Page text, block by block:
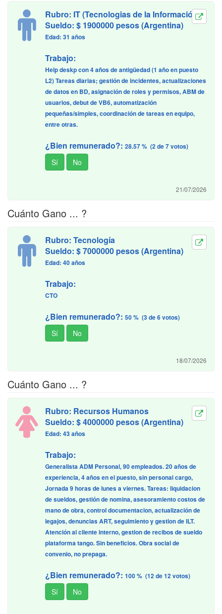
Rubro: IT (Tecnologias de la Información)
Sueldo: $ 1900000 pesos (Argentina)
Edad: 31 años
Trabajo:
Help deskp con 4 años de antigüedad (1 año en puesto
L2) Tareas diarias; gestión de incidentes, actualizaciones
de datos en BD, asignación de roles y permisos, ABM de
usuarios, debut de VB6, automatización
pequeñas/simples, coordinación de tareas en equipo,
entre otras.
¿Bien remunerado?: 28.57 % (2 de 7 votos)
21/07/2026
Cuánto Gano ... ?
Rubro: Tecnología
Sueldo: $ 7000000 pesos (Argentina)
Edad: 40 años
Trabajo:
CTO
¿Bien remunerado?: 50 % (3 de 6 votos)
18/07/2026
Cuánto Gano ... ?
Rubro: Recursos Humanos
Sueldo: $ 4000000 pesos (Argentina)
Edad: 43 años
Trabajo:
Generalista ADM Personal, 90 empleados. 20 años de
experiencia, 4 años en el puesto, sin personal cargo,
Jornada 9 horas de lunes a viernes. Tareas: liquidacion
de sueldos, gestión de nomina, asesoramiento costos de
mano de obra, control documentacion, actualización de
legajos, denuncias ART, seguimiento y gestion de ILT.
Atención al cliente interno, gestion de recibos de sueldo
plataforma tango. Sin beneficios. Obra social de
convenio, no prepaga.
¿Bien remunerado?: 100 % (12 de 12 votos)